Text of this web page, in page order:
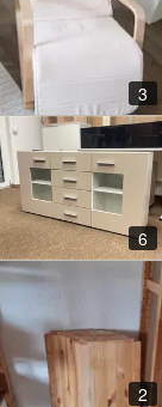
3
6
2